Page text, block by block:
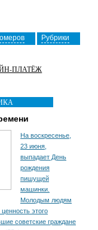
Рубрики
ПЛАТЁЖ
На воскресенье,
23 июня,
выпадает День
рождения
пишущей
машинки.
Молодым людям
этого
советские граждане